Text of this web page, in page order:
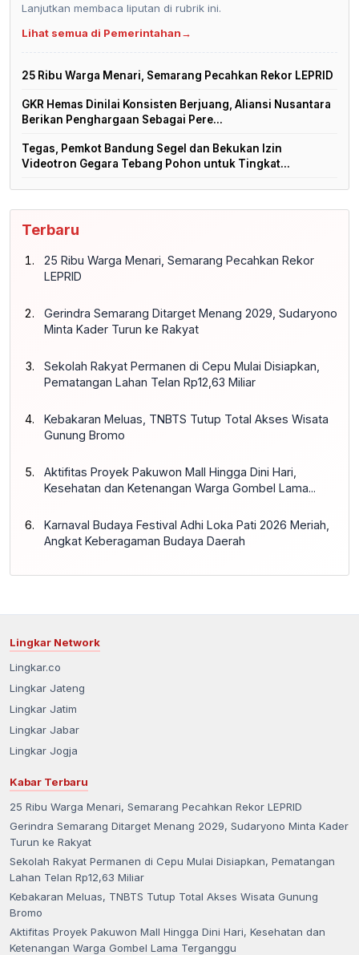
Lanjutkan membaca liputan di rubrik ini.
Lihat semua di Pemerintahan→
25 Ribu Warga Menari, Semarang Pecahkan Rekor LEPRID
GKR Hemas Dinilai Konsisten Berjuang, Aliansi Nusantara
Berikan Penghargaan Sebagai Pere...
Tegas, Pemkot Bandung Segel dan Bekukan Izin
Videotron Gegara Tebang Pohon untuk Tingkat...
Terbaru
25 Ribu Warga Menari, Semarang Pecahkan Rekor
LEPRID
Gerindra Semarang Ditarget Menang 2029, Sudaryono
Minta Kader Turun ke Rakyat
Sekolah Rakyat Permanen di Cepu Mulai Disiapkan,
Pematangan Lahan Telan Rp12,63 Miliar
Kebakaran Meluas, TNBTS Tutup Total Akses Wisata
Gunung Bromo
Aktifitas Proyek Pakuwon Mall Hingga Dini Hari,
Kesehatan dan Ketenangan Warga Gombel Lama...
Karnaval Budaya Festival Adhi Loka Pati 2026 Meriah,
Angkat Keberagaman Budaya Daerah
Lingkar Network
Lingkar.co
Lingkar Jateng
Lingkar Jatim
Lingkar Jabar
Lingkar Jogja
Kabar Terbaru
25 Ribu Warga Menari, Semarang Pecahkan Rekor LEPRID
Gerindra Semarang Ditarget Menang 2029, Sudaryono Minta Kader
Turun ke Rakyat
Sekolah Rakyat Permanen di Cepu Mulai Disiapkan, Pematangan
Lahan Telan Rp12,63 Miliar
Kebakaran Meluas, TNBTS Tutup Total Akses Wisata Gunung
Bromo
Aktifitas Proyek Pakuwon Mall Hingga Dini Hari, Kesehatan dan
Ketenangan Warga Gombel Lama Terganggu